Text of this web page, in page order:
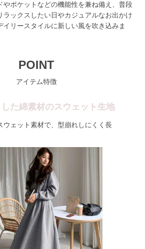
やポケットなどの機能性を兼ね備え、普段
ラックスしたい日やカジュアルなお出かけ
イリースタイルに新しい風を吹き込みま
POINT
アイテム特徴
した綿素材のスウェット生地
ウェット素材で、型崩れしにくく長